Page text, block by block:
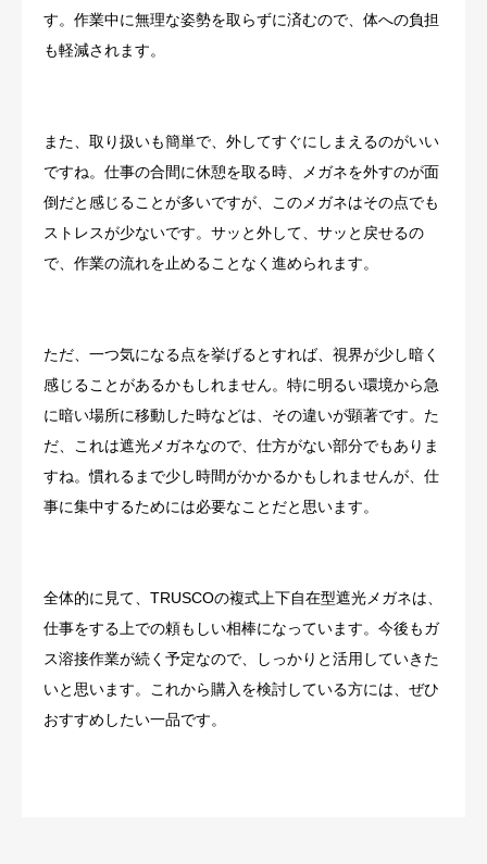
す。作業中に無理な姿勢を取らずに済むので、体への負担
も軽減されます。
また、取り扱いも簡単で、外してすぐにしまえるのがいい
ですね。仕事の合間に休憩を取る時、メガネを外すのが面
倒だと感じることが多いですが、このメガネはその点でも
ストレスが少ないです。サッと外して、サッと戻せるの
で、作業の流れを止めることなく進められます。
ただ、一つ気になる点を挙げるとすれば、視界が少し暗く
感じることがあるかもしれません。特に明るい環境から急
に暗い場所に移動した時などは、その違いが顕著です。た
だ、これは遮光メガネなので、仕方がない部分でもありま
すね。慣れるまで少し時間がかかるかもしれませんが、仕
事に集中するためには必要なことだと思います。
全体的に見て、TRUSCOの複式上下自在型遮光メガネは、
仕事をする上での頼もしい相棒になっています。今後もガ
ス溶接作業が続く予定なので、しっかりと活用していきた
いと思います。これから購入を検討している方には、ぜひ
おすすめしたい一品です。